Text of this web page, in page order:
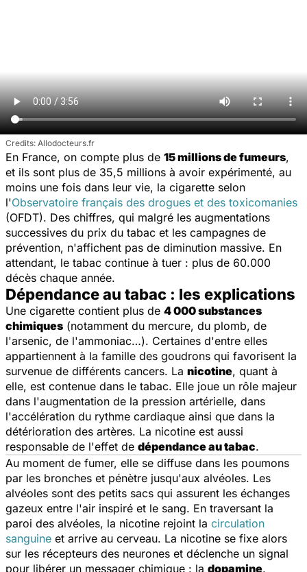
Allodocteurs.fr
En France, on compte plus de 15 millions de fumeurs,
et ils sont plus de 35,5 millions à avoir expérimenté, au
moins une fois dans leur vie, la cigarette selon
l'Observatoire français des drogues et des toxicomanies
(OFDT). Des chiffres, qui malgré les augmentations
successives du prix du tabac et les campagnes de
prévention, n'affichent pas de diminution massive. En
attendant, le tabac continue à tuer : plus de 60.000
décès chaque année.
Dépendance au tabac : les explications
Une cigarette contient plus de 4 000 substances
chimiques (notamment du mercure, du plomb, de
l'arsenic, de l'ammoniac…). Certaines d'entre elles
appartiennent à la famille des goudrons qui favorisent la
survenue de différents cancers. La nicotine, quant à
elle, est contenue dans le tabac. Elle joue un rôle majeur
dans l'augmentation de la pression artérielle, dans
l'accélération du rythme cardiaque ainsi que dans la
détérioration des artères. La nicotine est aussi
responsable de l'effet de dépendance au tabac.
Au moment de fumer, elle se diffuse dans les poumons
par les bronches et pénètre jusqu'aux alvéoles. Les
alvéoles sont des petits sacs qui assurent les échanges
gazeux entre l'air inspiré et le sang. En traversant la
paroi des alvéoles, la nicotine rejoint la circulation
sanguine et arrive au cerveau. La nicotine se fixe alors
sur les récepteurs des neurones et déclenche un signal
pour libérer un messager chimique : la dopamine.